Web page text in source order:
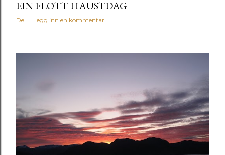
EIN FLOTT HAUSTDAG
Del Legg inn en kommentar